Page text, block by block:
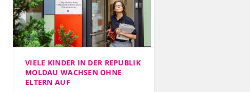
VIELE KINDER IN DER REPUBLIK
MOLDAU WACHSEN OHNE
ELTERN AUF